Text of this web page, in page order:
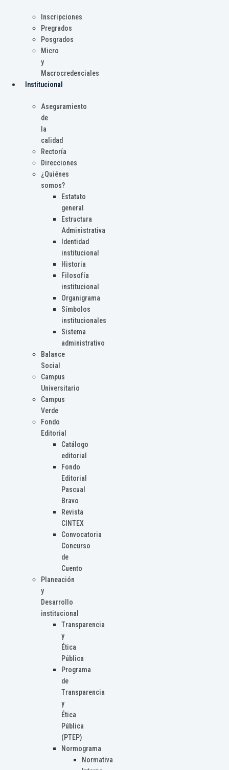
Inscripciones
Pregrados
Posgrados
Micro
y
Macrocredenciales
Institucional
Aseguramiento
de
la
calidad
Rectoría
Direcciones
¿Quiénes
somos?
Estatuto
general
Estructura
Administrativa
Identidad
institucional
Historia
Filosofía
institucional
Organigrama
Símbolos
institucionales
Sistema
administrativo
Balance
Social
Campus
Universitario
Campus
Verde
Fondo
Editorial
Catálogo
editorial
Fondo
Editorial
Pascual
Bravo
Revista
CINTEX
Convocatoria
Concurso
de
Cuento
Planeación
y
Desarrollo
institucional
Transparencia
y
Ética
Pública
Programa
de
Transparencia
y
Ética
Pública
(PTEP)
Normograma
Normativa